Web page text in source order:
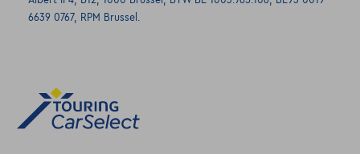
6639 0767, RPM Brussel.